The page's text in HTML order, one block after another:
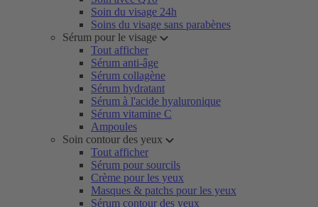
Soin du visage 24h
Soins du visage sans parabènes
Sérum pour le visage
Tout afficher
Sérum anti-âge
Sérum collagène
Sérum hydratant
Sérum à l'acide hyaluronique
Sérum vitamine C
Ampoules
Soin contour des yeux
Tout afficher
Sérum pour sourcils
Crème pour les yeux
Masques & patchs pour les yeux
Sérum contour des yeux